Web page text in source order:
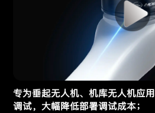
专为垂起无人机、机库无人机应
调试，大幅降低部署调试成本；